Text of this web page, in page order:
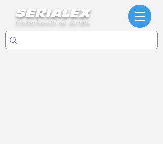
SERIALEX
Consultantul de seriale